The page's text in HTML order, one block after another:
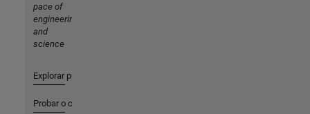
pace of
engineering
and
science
Explorar productos
Probar o comprar